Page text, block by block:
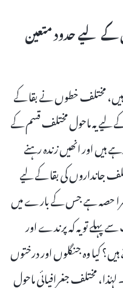
کے لیے حدود متعین
مختلف خطوں نے بقا کے
لیے یہ ماحول مختلف قسم کے
اور انھیں زندہ رہنے
کی بقا کے لیے
حصہ ہے جس کے بارے میں
تو یہ کہ پرندے اور
کیا وہ جنگلوں اور درختوں
مختلف جغرافیائی ماحول